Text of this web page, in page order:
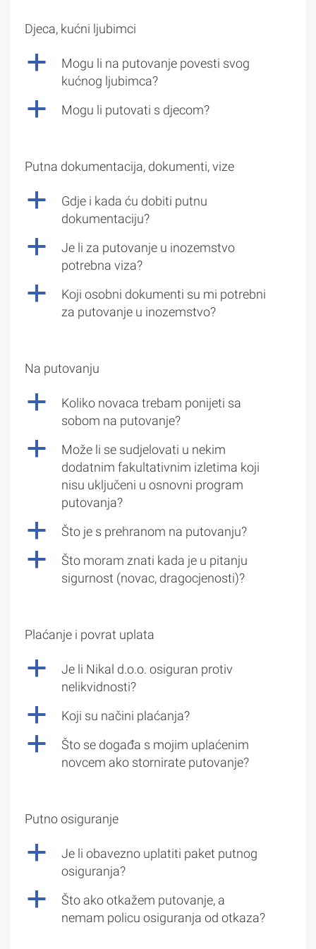
Djeca, kućni ljubimci
a
Mogu li na putovanje povesti svog
kućnog ljubimca?
a Mogu li putovati s djecom?
Putna dokumentacija, dokumenti, vize
a
Gdje i kada ću dobiti putnu
dokumentaciju?
a
Je li za putovanje u inozemstvo
potrebna viza?
a
Koji osobni dokumenti su mi potrebni
za putovanje u inozemstvo?
Na putovanju
a
Koliko novaca trebam ponijeti sa
sobom na putovanje?
a
Može li se sudjelovati u nekim
dodatnim fakultativnim izletima koji
nisu uključeni u osnovni program
putovanja?
a Što je s prehranom na putovanju?
a
Što moram znati kada je u pitanju
sigurnost (novac, dragocjenosti)?
Plaćanje i povrat uplata
a
Je li Nikal d.o.o. osiguran protiv
nelikvidnosti?
a Koji su načini plaćanja?
a
Što se događa s mojim uplaćenim
novcem ako stornirate putovanje?
Putno osiguranje
a
Je li obavezno uplatiti paket putnog
osiguranja?
a
Što ako otkažem putovanje, a
nemam policu osiguranja od otkaza?